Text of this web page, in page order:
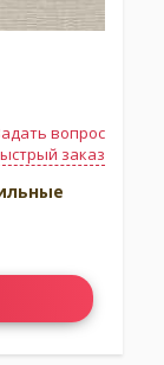
вопрос
заказ